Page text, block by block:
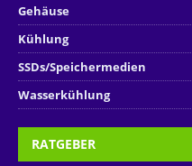
Gehäuse
Kühlung
SSDs/Speichermedien
Wasserkühlung
RATGEBER